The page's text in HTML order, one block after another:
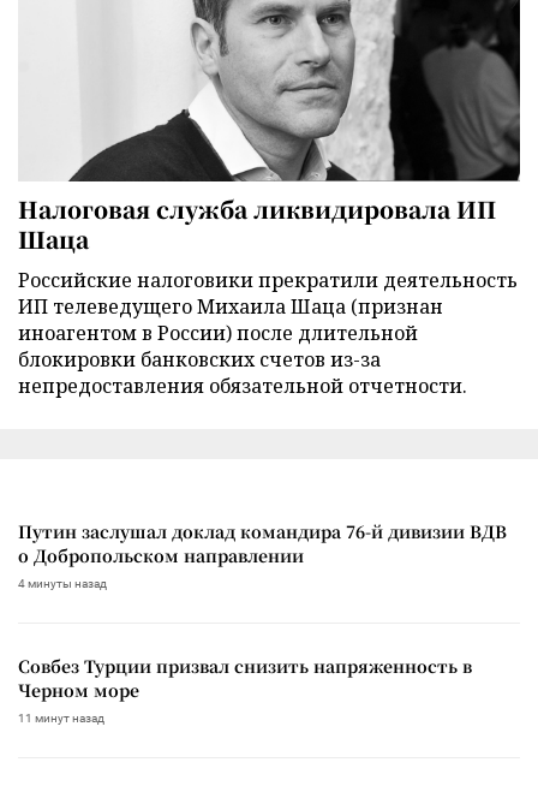
Налоговая служба ликвидировала ИП
Шаца
Российские налоговики прекратили деятельность
ИП телеведущего Михаила Шаца (признан
иноагентом в России) после длительной
блокировки банковских счетов из-за
непредоставления обязательной отчетности.
Путин заслушал доклад командира 76-й дивизии ВДВ
о Добропольском направлении
4 минуты назад
Совбез Турции призвал снизить напряженность в
Черном море
11 минут назад